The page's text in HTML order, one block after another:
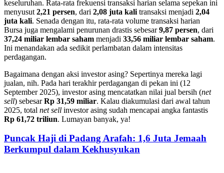
keseluruhan. Rata-rata frekuensi transaksi harian selama sepekan ini
menyusut 2,21 persen, dari 2,08 juta kali transaksi menjadi 2,04
juta kali. Senada dengan itu, rata-rata volume transaksi harian
Bursa juga mengalami penurunan drastis sebesar9,87 persen, dari
37,24 miliar lembar saham menjadi 33,56 miliar lembar saham.
Ini menandakan ada sedikit perlambatan dalam intensitas
perdagangan.
Bagaimana dengan aksi investor asing? Sepertinya mereka lagi
jualan, nih. Pada hari terakhir perdagangan di pekan ini (12
September 2025), investor asing mencatatkan nilai jual bersih (net
sell) sebesarRp 31,59 miliar. Kalau diakumulasi dari awal tahun
2025, total net sell investor asing sudah mencapai angka fantastis
Rp 61,72 triliun. Lumayan banyak, ya!
Puncak Haji di Padang Arafah: 1,6 Juta Jemaah
Berkumpul dalam Kekhusyukan